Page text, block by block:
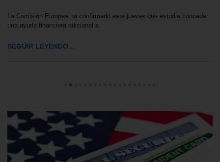
La Comisión Europea ha confirmado este jueves que estudia conceder
una ayuda financiera adicional a
SEGUIR LEYENDO...